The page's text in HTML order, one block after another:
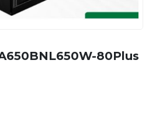
80Plus